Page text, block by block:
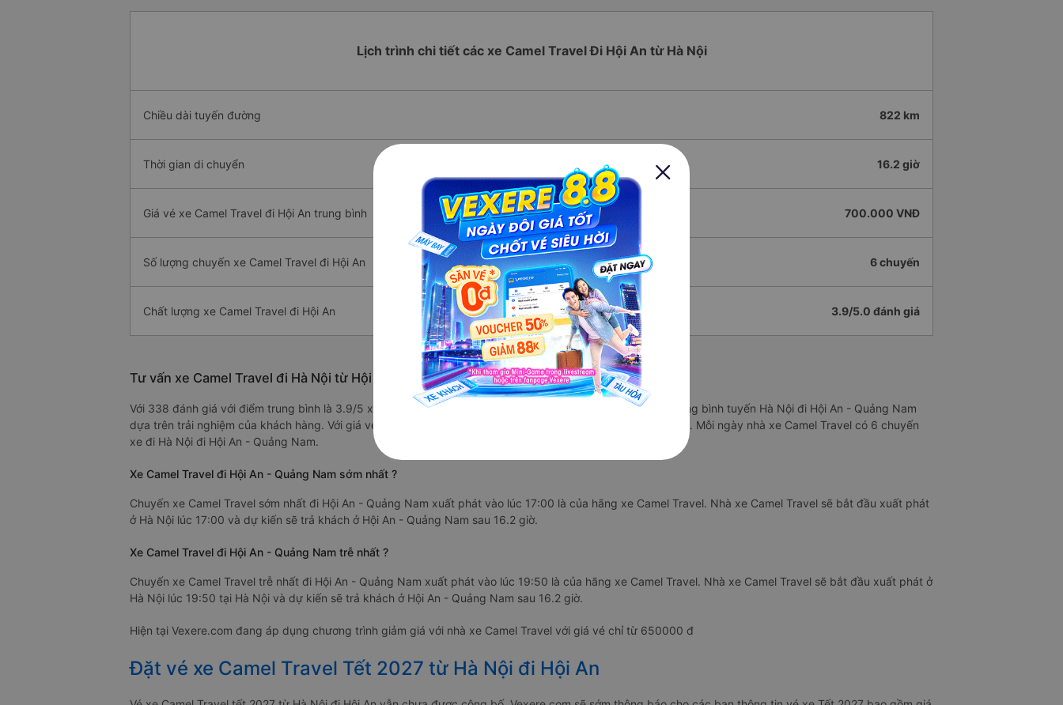
Lịch trình chi tiết các xe Camel Travel Đi Hội An từ Hà Nội
Chiều dài tuyến đường 822 km
Thời gian di chuyển 16.2 giờ
Giá vé xe Camel Travel đi Hội An trung bình 700.000 VNĐ
Số lượng chuyến xe Camel Travel đi Hội An 6 chuyến
Chất lượng xe Camel Travel đi Hội An 3.9/5.0 đánh giá
Tư vấn xe Camel Travel đi Hà Nội từ Hội An - Quảng Nam
Với 338 đánh giá với điểm trung bình là 3.9/5 xe Camel Travel được đánh giá là xe khách có chất lượng Trung bình tuyến Hà Nội đi Hội An - Quảng Nam
dựa trên trải nghiệm của khách hàng. Với giá vé chỉ từ 650000 đ và các tiện ích trên xe như: Đang cập nhật. Mỗi ngày nhà xe Camel Travel có 6 chuyến
xe đi Hà Nội đi Hội An - Quảng Nam.
Xe Camel Travel đi Hội An - Quảng Nam sớm nhất ?
Chuyến xe Camel Travel sớm nhất đi Hội An - Quảng Nam xuất phát vào lúc 17:00 là của hãng xe Camel Travel. Nhà xe Camel Travel sẽ bắt đầu xuất phát
ở Hà Nội lúc 17:00 và dự kiến sẽ trả khách ở Hội An - Quảng Nam sau 16.2 giờ.
Xe Camel Travel đi Hội An - Quảng Nam trễ nhất ?
Chuyến xe Camel Travel trễ nhất đi Hội An - Quảng Nam xuất phát vào lúc 19:50 là của hãng xe Camel Travel. Nhà xe Camel Travel sẽ bắt đầu xuất phát ở
Hà Nội lúc 19:50 tại Hà Nội và dự kiến sẽ trả khách ở Hội An - Quảng Nam sau 16.2 giờ.
Hiện tại Vexere.com đang áp dụng chương trình giảm giá với nhà xe Camel Travel với giá vé chỉ từ 650000 đ
Đặt vé xe Camel Travel Tết 2027 từ Hà Nội đi Hội An